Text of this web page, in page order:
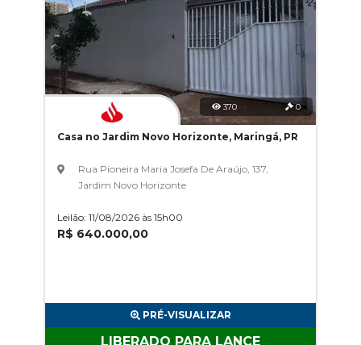
370 0
Casa no Jardim Novo Horizonte, Maringá, PR
Rua Pioneira Maria Josefa De Araújo, 137,
Jardim Novo Horizonte
Leilão: 11/08/2026 às 15h00
R$ 640.000,00
PRÉ-VISUALIZAR
LIBERADO PARA LANCE